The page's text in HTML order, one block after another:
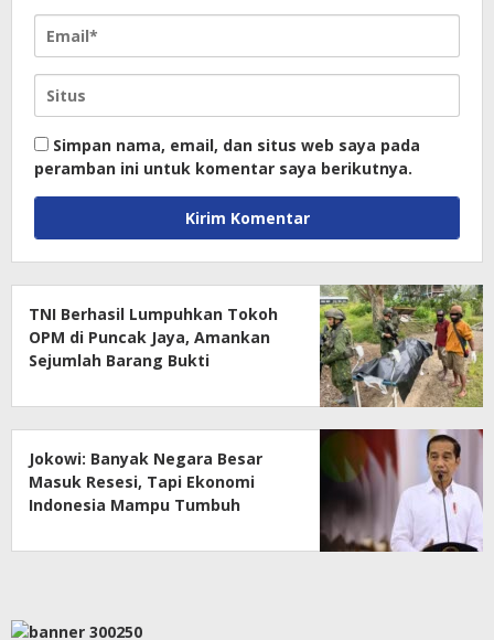
Simpan nama, email, dan situs web saya pada
peramban ini untuk komentar saya berikutnya.
TNI Berhasil Lumpuhkan Tokoh
OPM di Puncak Jaya, Amankan
Sejumlah Barang Bukti
Jokowi: Banyak Negara Besar
Masuk Resesi, Tapi Ekonomi
Indonesia Mampu Tumbuh